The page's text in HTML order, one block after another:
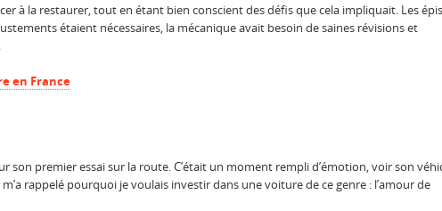
à la restaurer, tout en étant bien conscient des défis que cela impliquait. Les
étaient nécessaires, la mécanique avait besoin de saines révisions et
en France
premier essai sur la route. C’était un moment rempli d’émotion, voir son
rappelé pourquoi je voulais investir dans une voiture de ce genre : l’amour de